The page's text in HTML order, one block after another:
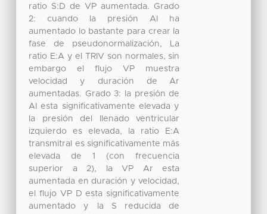
ratio S:D de VP aumentada. Grado
2: cuando la presión AI ha
aumentado lo bastante para crear la
fase de pseudonormalización, La
ratio E:A y el TRIV son normales, sin
embargo el flujo VP muestra
velocidad y duración de Ar
aumentadas. Grado 3: la presión de
AI esta significativamente elevada y
la presión del llenado ventricular
izquierdo es elevada, la ratio E:A
transmitral es significativamente más
elevada de 1 (con frecuencia
superior a 2), la VP Ar esta
aumentada en duración y velocidad,
el flujo VP D esta significativamente
aumentado y la S reducida de